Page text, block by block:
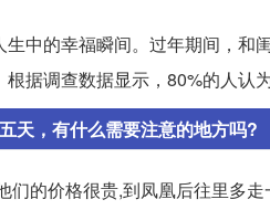
中的幸福瞬间。过年期间，和
据调查数据显示，80%的人认
天，有什么需要注意的地方吗?
的价格很贵,到凤凰后往里多